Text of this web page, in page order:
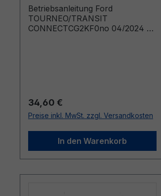
Betriebsanleitung Ford
TOURNEO/TRANSIT
CONNECTCG2KF0no 04/2024 -
Regulärer Preis:
34,60 €
Preise inkl. MwSt. zzgl. Versandkosten
In den Warenkorb